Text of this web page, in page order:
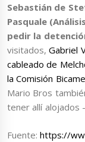
Sebastián de
Pasquale
pedir la
visitados,Gabriel
cableado de
la Comisión
Mario Bros
tener allí alojados
Fuente:https://